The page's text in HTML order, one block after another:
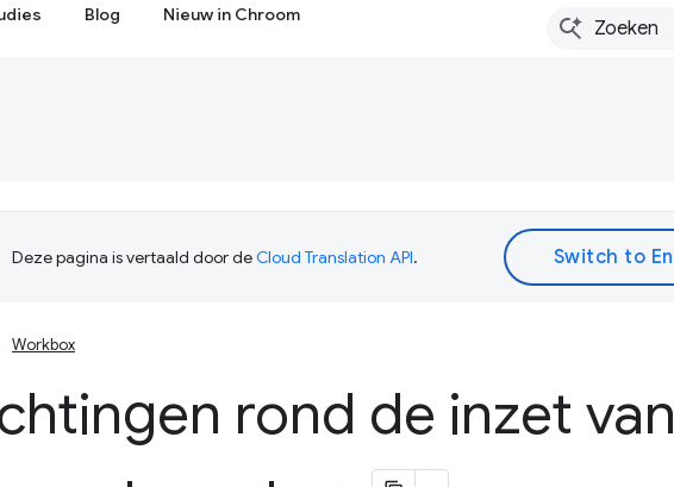
Blog Nieuw in Chroom
Deze pagina is vertaald door deCloud Translation API.
Workbox
rond de inzet van